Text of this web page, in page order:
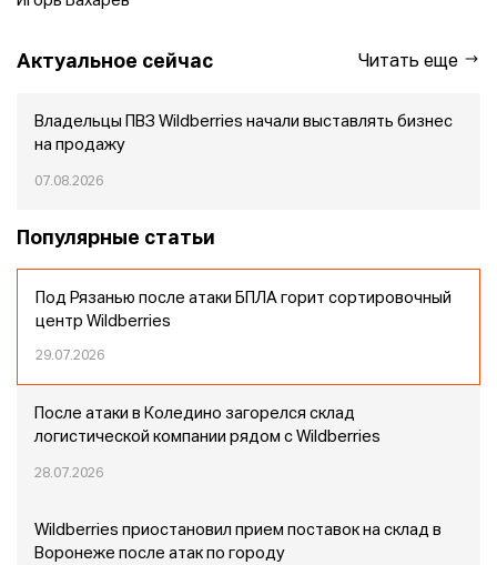
Актуальное сейчас Читать еще
Владельцы ПВЗ Wildberries начали выставлять бизнес
на продажу
07.08.2026
Популярные статьи
Под Рязанью после атаки БПЛА горит сортировочный
центр Wildberries
29.07.2026
После атаки в Коледино загорелся склад
логистической компании рядом с Wildberries
28.07.2026
Wildberries приостановил прием поставок на склад в
Воронеже после атак по городу